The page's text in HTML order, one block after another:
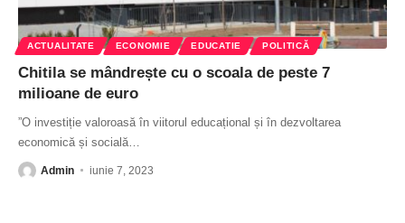
ACTUALITATE ECONOMIE EDUCATIE POLITICĂ
Chitila se mândrește cu o scoala de peste 7
milioane de euro
”O investiție valoroasă în viitorul educațional și în dezvoltarea
economică și socială
Admin iunie 7, 2023